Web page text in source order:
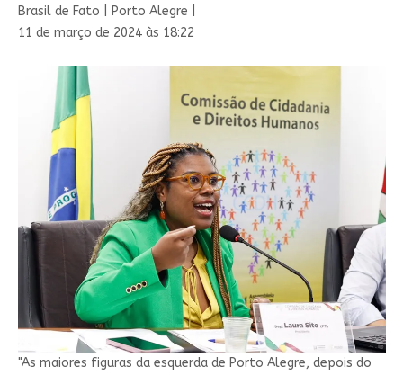
Brasil de Fato | Porto Alegre |
11 de março de 2024 às 18:22
"As maiores figuras da esquerda de Porto Alegre, depois do